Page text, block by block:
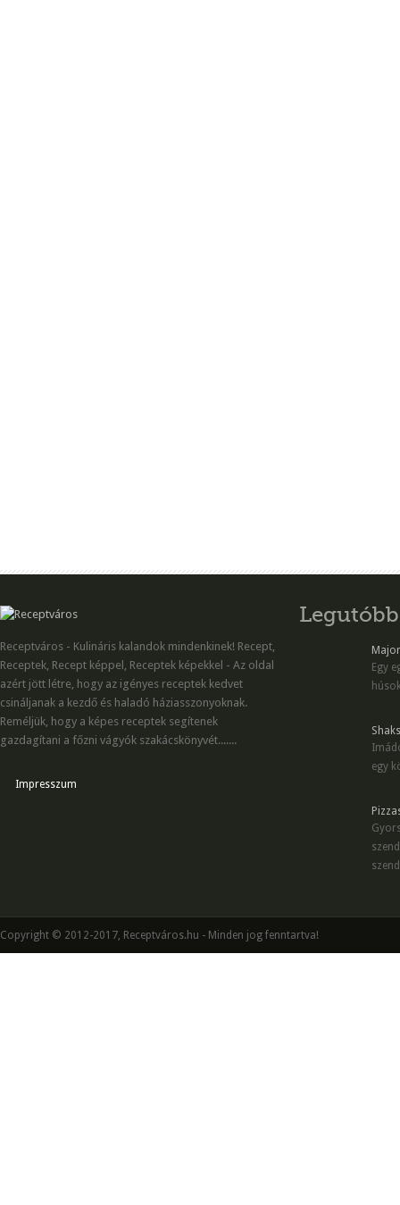
Receptváros - Kulináris kalandok mindenkinek! Recept,
Receptek, Recept képpel, Receptek képekkel - Az oldal
azért jött létre, hogy az igényes receptek kedvet
csináljanak a kezdő és haladó háziasszonyoknak.
Reméljük, hogy a képes receptek segítenek
gazdagítani a főzni vágyók szakácskönyvét.......
Impresszum
Egy
egy
Copyright © 2012-2017, Receptváros.hu - Minden jog fenntartva!